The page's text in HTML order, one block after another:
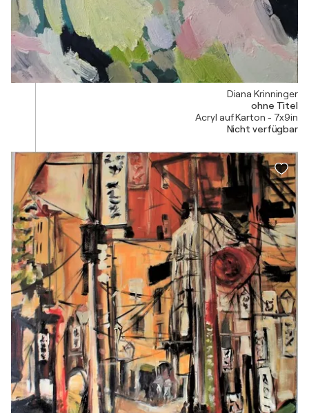
Diana Krinninger
ohne Titel
Acryl auf Karton - 7x9in
Nicht verfügbar